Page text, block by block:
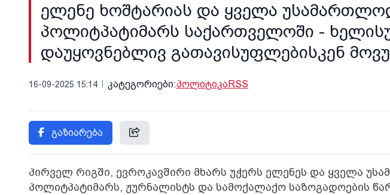
ელენე ხოშტარიას და ყველა
პოლიტპატიმარს საქართველოში -
დაუყოვნებლივ გათავისუფლებისკენ
16-09-2025 15:14 კატეგორიები:პოლიტიკა RSS
გაზიარება
პირველ რიგში, ევროკავშირი მხარს უჭერს ელენეს და ყველა
პოლიტპატიმარს, ჟურნალისტს და სამოქალაქო საზოგადოების